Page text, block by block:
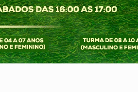
CINEMAZÔNIA leva cinema
de calor intenso e tempo firme
asfalto chega ao bairro Nova